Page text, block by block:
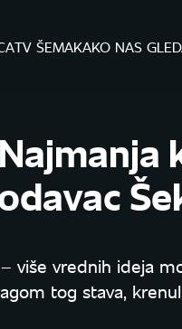
TV ŠEMAKAKO NAS
više vrednih ideja
tog stava,